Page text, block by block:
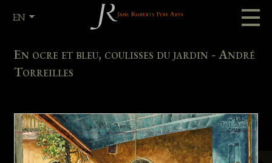
EN
En ocre et bleu, coulisses du jardin - André
Torreilles